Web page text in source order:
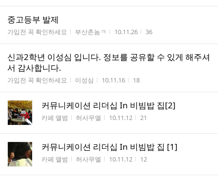
중고등부 발제
게시판명
가입전 꼭 확인하세요 작성자
부산촌놈ㅋ 작성시간
10.11.26 조회수
36
신과2학년 이성심 입니다. 정보를 공유할 수 있게 해주셔
서 감사합니다.
게시판명
가입전 꼭 확인하세요 작성자
이성심 작성시간
10.11.16 조회수
18
커뮤니케이션 리더십 In 비빔밥 집[2]
게시판명
카페 앨범 작성자
허사무엘 작성시간
10.11.12 조회수
21
커뮤니케이션 리더십 In 비빔밥 집 [1]
게시판명
카페 앨범 작성자
허사무엘 작성시간
10.11.12 조회수
12